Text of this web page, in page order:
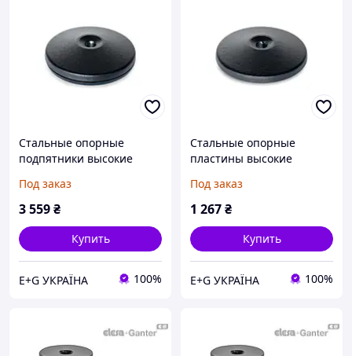
Стальные опорные
подпятники высокие
R30-B
Под заказ
3 559₴
Купить
E+G УКРАЇНА 100%
Стальные опорные
пластины высокие
37.1-100-R20-C
Под заказ
1 267₴
Купить
E+G УКРАЇНА 100%